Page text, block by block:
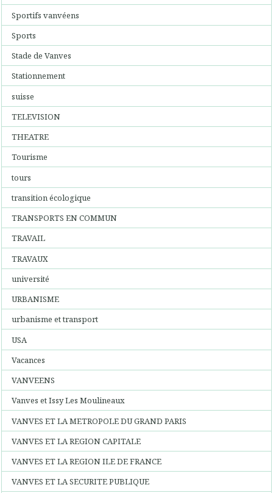
Sportifs vanvéens
Sports
Stade de Vanves
Stationnement
suisse
TELEVISION
THEATRE
Tourisme
tours
transition écologique
TRANSPORTS EN COMMUN
TRAVAIL
TRAVAUX
université
URBANISME
urbanisme et transport
USA
Vacances
VANVEENS
Vanves et Issy Les Moulineaux
VANVES ET LA METROPOLE DU GRAND PARIS
VANVES ET LA REGION CAPITALE
VANVES ET LA REGION ILE DE FRANCE
VANVES ET LA SECURITE PUBLIQUE